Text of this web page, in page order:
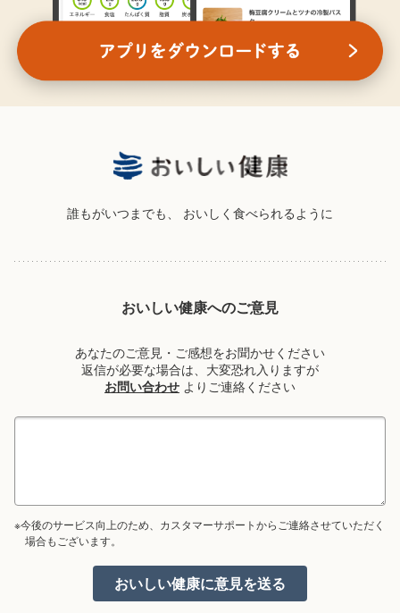
誰もがいつまでも、 おいしく食べられるように
おいしい健康へのご意見
あなたのご意見・ご感想をお聞かせください
返信が必要な場合は、大変恐れ入りますが
お問い合わせ よりご連絡ください
※今後のサービス向上のため、カスタマーサポートからご連絡させていただく
場合もございます。